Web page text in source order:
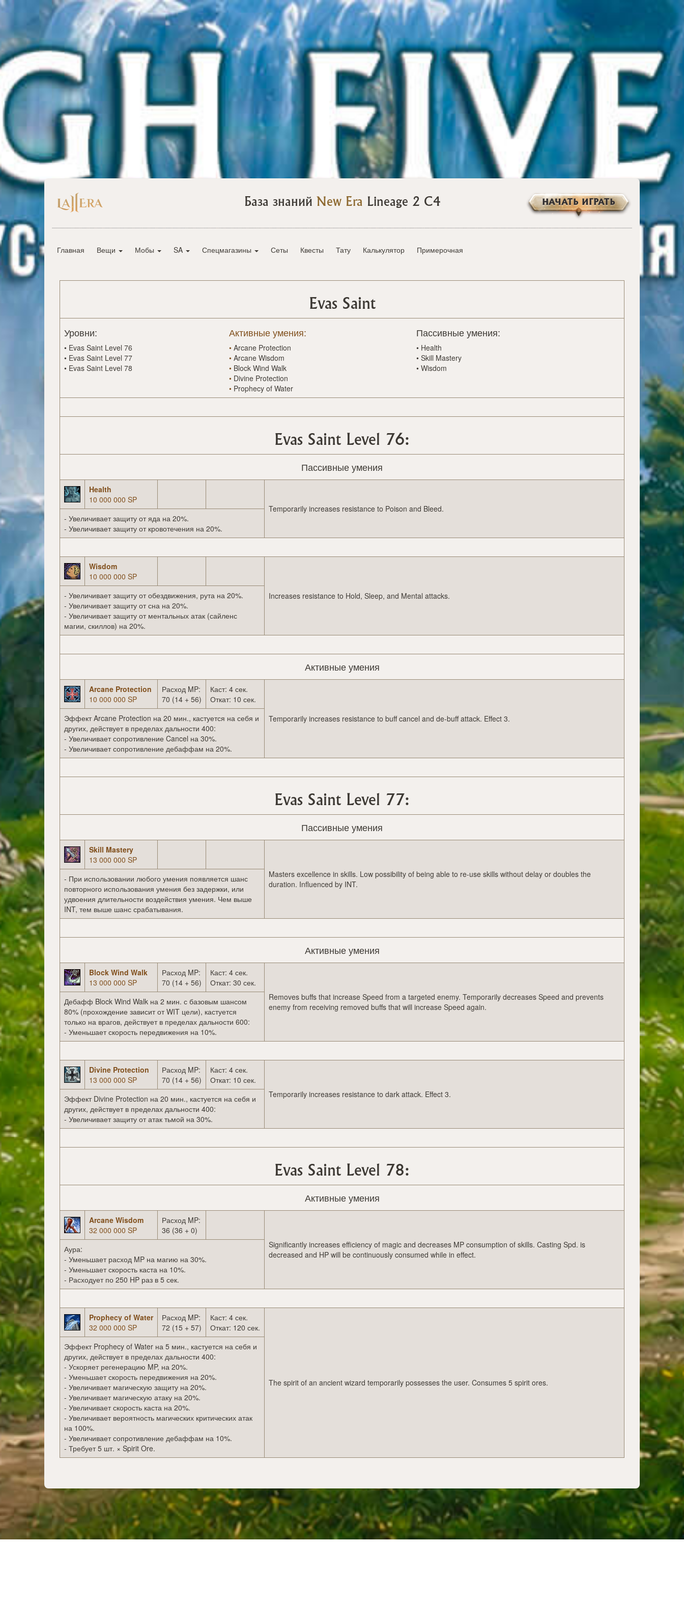
База знаний New Era Lineage 2 C4 НАЧАТЬ ИГРАТЬ
Главная Вещи Мобы SA Спецмагазины Сеты Квесты Тату Калькулятор Примерочная
Evas Saint
Уровни:
• Evas Saint Level 76
• Evas Saint Level 77
• Evas Saint Level 78
Активные умения:
• Arcane Protection
• Arcane Wisdom
• Block Wind Walk
• Divine Protection
• Prophecy of Water
Пассивные умения:
• Health
• Skill Mastery
• Wisdom
Evas Saint Level 76:
Пассивные умения
Health
10 000 000 SP
Temporarily increases resistance to Poison and Bleed.
- Увеличивает защиту от яда на 20%.
- Увеличивает защиту от кровотечения на 20%.
Wisdom
10 000 000 SP
Increases resistance to Hold, Sleep, and Mental attacks.
- Увеличивает защиту от обездвижения, рута на 20%.
- Увеличивает защиту от сна на 20%.
- Увеличивает защиту от ментальных атак (сайленс
магии, скиллов) на 20%.
Активные умения
Arcane Protection
10 000 000 SP
Расход MP:
70 (14 + 56)
Каст: 4 сек.
Откат: 10 сек.
Temporarily increases resistance to buff cancel and de-buff attack. Effect 3.
Эффект Arcane Protection на 20 мин., кастуется на себя и
других, действует в пределах дальности 400:
- Увеличивает сопротивление Cancel на 30%.
- Увеличивает сопротивление дебаффам на 20%.
Evas Saint Level 77:
Пассивные умения
Skill Mastery
13 000 000 SP
Masters excellence in skills. Low possibility of being able to re-use skills without delay or doubles the
duration. Influenced by INT.
- При использовании любого умения появляется шанс
повторного использования умения без задержки, или
удвоения длительности воздействия умения. Чем выше
INT, тем выше шанс срабатывания.
Активные умения
Block Wind Walk
13 000 000 SP
Расход MP:
70 (14 + 56)
Каст: 4 сек.
Откат: 30 сек.
Removes buffs that increase Speed from a targeted enemy. Temporarily decreases Speed and prevents
enemy from receiving removed buffs that will increase Speed again.
Дебафф Block Wind Walk на 2 мин. с базовым шансом
80% (прохождение зависит от WIT цели), кастуется
только на врагов, действует в пределах дальности 600:
- Уменьшает скорость передвижения на 10%.
Divine Protection
13 000 000 SP
Расход MP:
70 (14 + 56)
Каст: 4 сек.
Откат: 10 сек.
Temporarily increases resistance to dark attack. Effect 3.
Эффект Divine Protection на 20 мин., кастуется на себя и
других, действует в пределах дальности 400:
- Увеличивает защиту от атак тьмой на 30%.
Evas Saint Level 78:
Активные умения
Arcane Wisdom
32 000 000 SP
Расход MP:
36 (36 + 0)
Significantly increases efficiency of magic and decreases MP consumption of skills. Casting Spd. is
decreased and HP will be continuously consumed while in effect.
Аура:
- Уменьшает расход MP на магию на 30%.
- Уменьшает скорость каста на 10%.
- Расходует по 250 HP раз в 5 сек.
Prophecy of Water
32 000 000 SP
Расход MP:
72 (15 + 57)
Каст: 4 сек.
Откат: 120 сек.
The spirit of an ancient wizard temporarily possesses the user. Consumes 5 spirit ores.
Эффект Prophecy of Water на 5 мин., кастуется на себя и
других, действует в пределах дальности 400:
- Ускоряет регенерацию MP, на 20%.
- Уменьшает скорость передвижения на 20%.
- Увеличивает магическую защиту на 20%.
- Увеличивает магическую атаку на 20%.
- Увеличивает скорость каста на 20%.
- Увеличивает вероятность магических критических атак
на 100%.
- Увеличивает сопротивление дебаффам на 10%.
- Требует 5 шт. × Spirit Ore.